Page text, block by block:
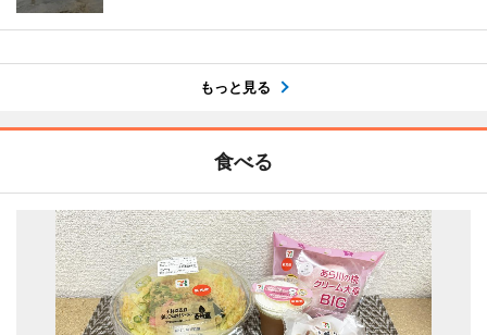
もっと見る
食べる